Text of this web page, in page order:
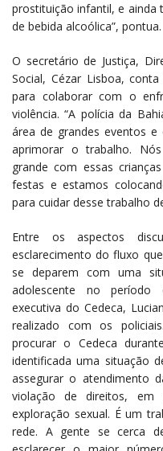
prostituição infantil, e ainda
de bebida alcoólica”, pontua.
O secretário de Justiça,
Social, Cézar Lisboa,
para colaborar com o
violência. “A polícia da
área de grandes eventos
aprimorar o trabalho.
grande com essas
festas e estamos
para cuidar desse trabalho
Entre os aspectos
esclarecimento do fluxo
se deparem com uma
adolescente no período
executiva do Cedeca,
realizado com os
procurar o Cedeca
identificada uma situação
assegurar o atendimento
violação de direitos,
exploração sexual. É um
rede. A gente se cerca